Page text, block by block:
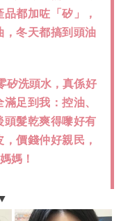
都加咗「矽」，
，冬天都搞到頭油
矽洗頭水，真係好
足到我：控油、
頭髮乾爽得嚟好有
價錢仲好親民，
媽！